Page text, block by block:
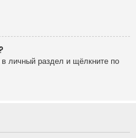
личный раздел и щёлкните по